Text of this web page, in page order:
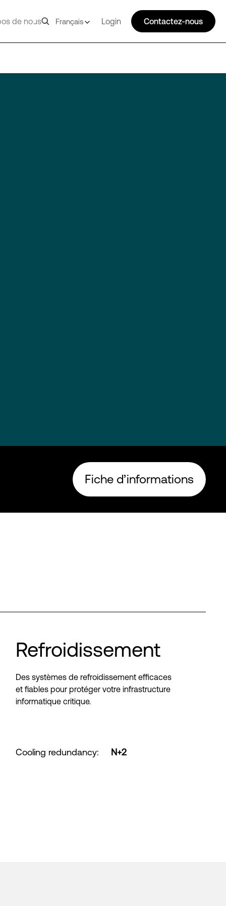
de nous Français Login Contactez-nous
KIX10
Fiche d’informations
Refroidissement
Des systèmes de refroidissement efficaces
et fiables pour protéger votre infrastructure
informatique critique.
Cooling redundancy: N+2